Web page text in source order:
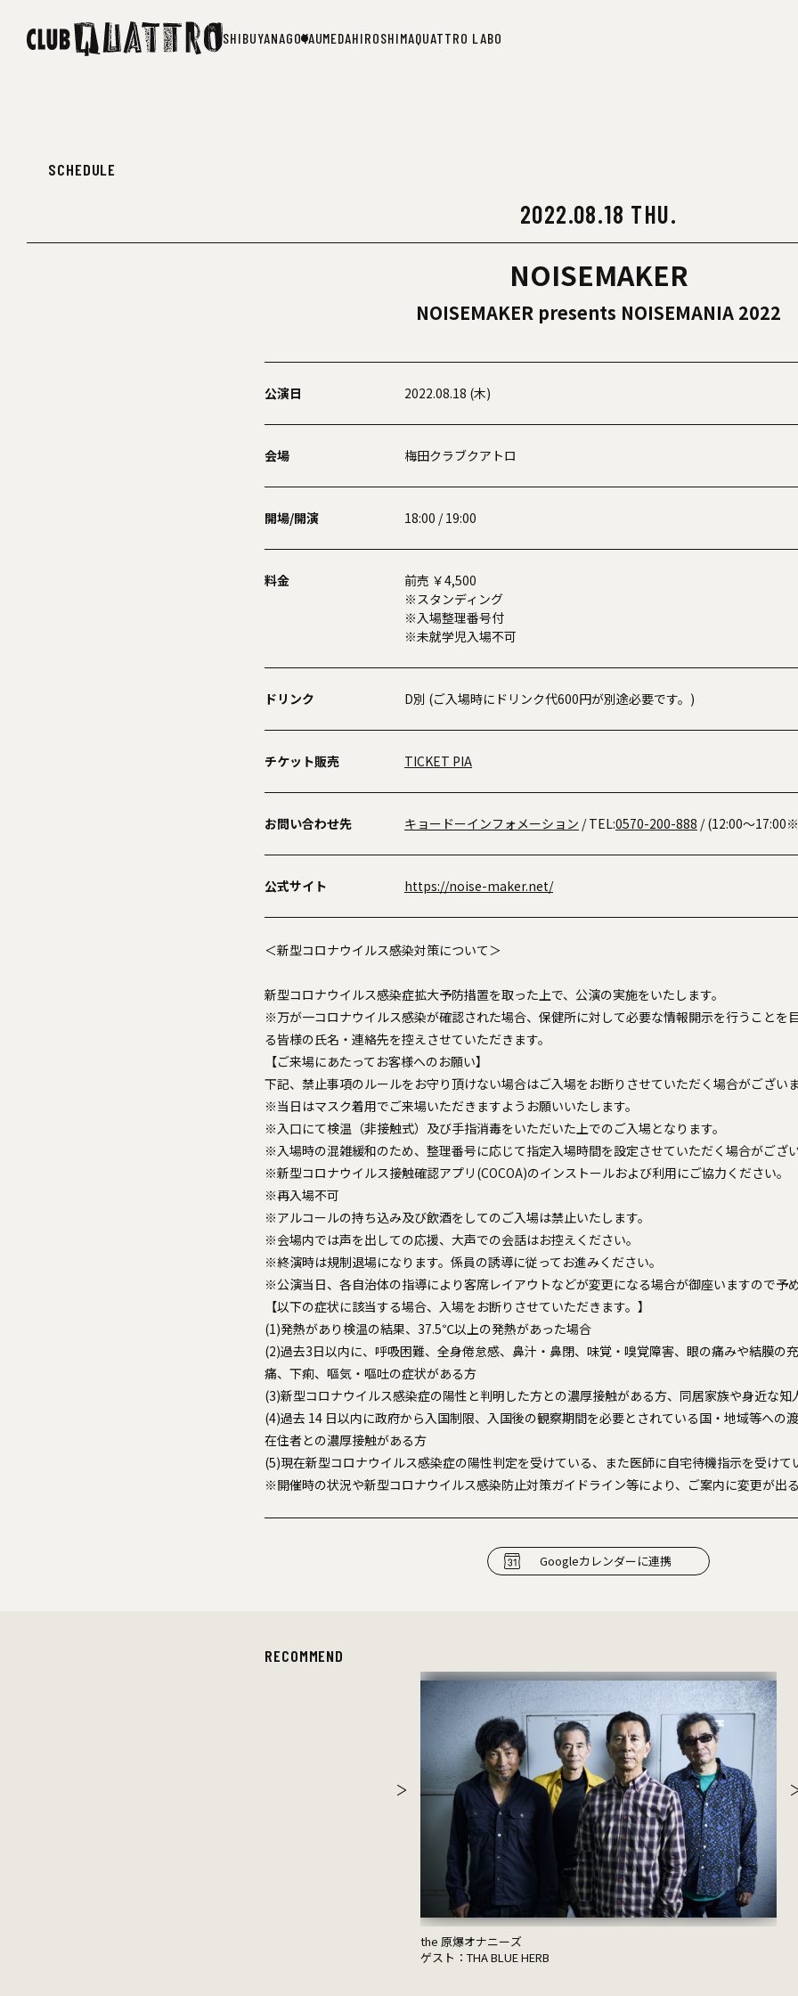
SHIBUYANAGOYAUMEDAHIROSHIMAQUATTRO LABO
SCHEDULE
2022.08.18 THU.
NOISEMAKER
NOISEMAKER presents NOISEMANIA 2022
公演日 2022.08.18 (木)
会場 梅田クラブクアトロ
開場/開演 18:00 / 19:00
料金
前売 ￥4,500
※スタンディング
※入場整理番号付
※未就学児入場不可
ドリンク D別 (ご入場時にドリンク代600円が別途必要です。)
チケット販売 TICKET PIA
お問い合わせ先 キョードーインフォメーション / TEL:0570-200-888 / (12:00〜
公式サイト https://noise-maker.net/
＜新型コロナウイルス感染対策について＞
新型コロナウイルス感染症拡大予防措置を取った上で、公演の実施をいたします。
※万が一コロナウイルス感染が確認された場合、保健所に対して必要な情報開示を行うことを
る皆様の氏名・連絡先を控えさせていただきます。
【ご来場にあたってお客様へのお願い】
下記、禁止事項のルールをお守り頂けない場合はご入場をお断りさせていただく場合がございま
※当日はマスク着用でご来場いただきますようお願いいたします。
※入口にて検温（非接触式）及び手指消毒をいただいた上でのご入場となります。
※入場時の混雑緩和のため、整理番号に応じて指定入場時間を設定させていただく場合がござい
※新型コロナウイルス接触確認アプリ(COCOA)のインストールおよび利用にご協力ください。
※再入場不可
※アルコールの持ち込み及び飲酒をしてのご入場は禁止いたします。
※会場内では声を出しての応援、大声での会話はお控えください。
※終演時は規制退場になります。係員の誘導に従ってお進みください。
※公演当日、各自治体の指導により客席レイアウトなどが変更になる場合が御座いますので予
【以下の症状に該当する場合、入場をお断りさせていただきます。】
(1)発熱があり検温の結果、37.5℃以上の発熱があった場合
(2)過去3日以内に、呼吸困難、全身倦怠感、鼻汁・鼻閉、味覚・嗅覚障害、眼の痛みや結膜の
痛、下痢、嘔気・嘔吐の症状がある方
(3)新型コロナウイルス感染症の陽性と判明した方との濃厚接触がある方、同居家族や身近な知
(4)過去 14 日以内に政府から入国制限、入国後の観察期間を必要とされている国・地域等への
在住者との濃厚接触がある方
(5)現在新型コロナウイルス感染症の陽性判定を受けている、また医師に自宅待機指示を受けて
※開催時の状況や新型コロナウイルス感染防止対策ガイドライン等により、ご案内に変更が出る
Googleカレンダーに連携
RECOMMEND
the 原爆オナニーズ
ゲスト：THA BLUE HERB